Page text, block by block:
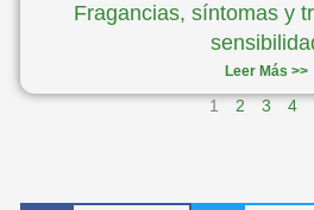
Fragancias, síntomas y
Leer Más >>
1 2 3 4